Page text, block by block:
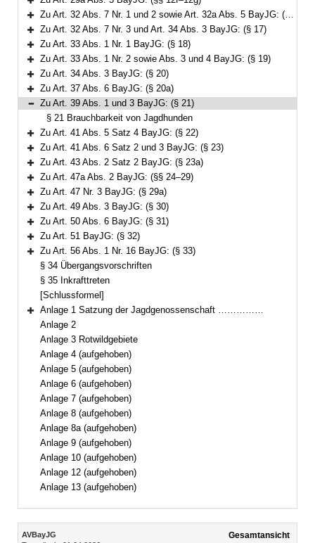
Bereich erweitern
Bereich erweitern
Zu Art. 32 Abs. 7 Nr. 1 und 2 sowie Art. 32a Abs. 5 BayJG: (§§ 13–16)
Bereich erweitern
Zu Art. 32 Abs. 7 Nr. 3 und Art. 34 Abs. 3 BayJG: (§ 17)
Bereich erweitern
Zu Art. 33 Abs. 1 Nr. 1 BayJG: (§ 18)
Bereich erweitern
Zu Art. 33 Abs. 1 Nr. 2 sowie Abs. 3 und 4 BayJG: (§ 19)
Bereich erweitern
Zu Art. 34 Abs. 3 BayJG: (§ 20)
Bereich erweitern
Zu Art. 37 Abs. 6 BayJG: (§ 20a)
Bereich reduzieren
Zu Art. 39 Abs. 1 und 3 BayJG: (§ 21)
§ 21 Brauchbarkeit von Jagdhunden
Bereich erweitern
Zu Art. 41 Abs. 5 Satz 4 BayJG: (§ 22)
Bereich erweitern
Zu Art. 41 Abs. 6 Satz 2 und 3 BayJG: (§ 23)
Bereich erweitern
Zu Art. 43 Abs. 2 Satz 2 BayJG: (§ 23a)
Bereich erweitern
Zu Art. 47a Abs. 2 BayJG: (§§ 24–29)
Bereich erweitern
Zu Art. 47 Nr. 3 BayJG: (§ 29a)
Bereich erweitern
Zu Art. 49 Abs. 3 BayJG: (§ 30)
Bereich erweitern
Zu Art. 50 Abs. 6 BayJG: (§ 31)
Bereich erweitern
Zu Art. 51 BayJG: (§ 32)
Bereich erweitern
Zu Art. 56 Abs. 1 Nr. 16 BayJG: (§ 33)
§ 34 Übergangsvorschriften
§ 35 Inkrafttreten
[Schlussformel]
Bereich erweitern
Anlage 1 Satzung der Jagdgenossenschaft ……………
Anlage 2
Anlage 3 Rotwildgebiete
Anlage 4 (aufgehoben)
Anlage 5 (aufgehoben)
Anlage 6 (aufgehoben)
Anlage 7 (aufgehoben)
Anlage 8 (aufgehoben)
Anlage 8a (aufgehoben)
Anlage 9 (aufgehoben)
Anlage 10 (aufgehoben)
Anlage 12 (aufgehoben)
Anlage 13 (aufgehoben)
Inhalt
AVBayJG
Gesamtansicht